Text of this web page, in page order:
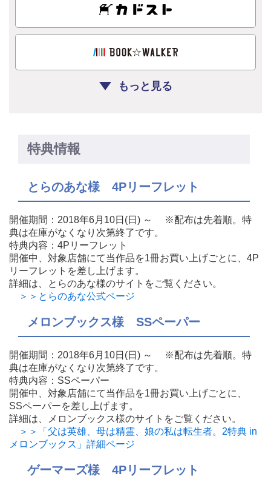
もっと見る
特典情報
とらのあな様 4Pリーフレット
開催期間：2018年6月10日(日) ～ ※配布は先着順。特
典は在庫がなくなり次第終了です。
特典内容：4Pリーフレット
開催中、対象店舗にて当作品を1冊お買い上げごとに、4P
リーフレットを差し上げます。
詳細は、とらのあな様のサイトをご覧ください。
＞＞とらのあな公式ページ
メロンブックス様 SSペーパー
開催期間：2018年6月10日(日) ～ ※配布は先着順。特
典は在庫がなくなり次第終了です。
特典内容：SSペーパー
開催中、対象店舗にて当作品を1冊お買い上げごとに、
SSペーパーを差し上げます。
詳細は、メロンブックス様のサイトをご覧ください。
＞＞「父は英雄、母は精霊、娘の私は転生者。2特典 in
メロンブックス」詳細ページ
ゲーマーズ様 4Pリーフレット